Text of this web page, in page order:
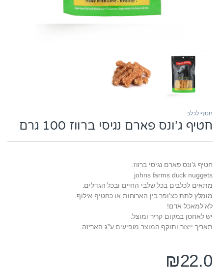
חטיף לכלב
חטיף ג’ונס פארם נגיסי ברווז 100 גרם
חטיף ג’ונס פארם נגיסי ברווז.
johns farms duck nuggets
מתאים לכלבים בכל שלבי החיים ובכל הגדלים.
מומלץ לתת כצ’ופר בין הארוחות או כחטיף אילוף.
לא למאכל אדם!
יש לאחסן במקום קריר ומוצל.
תאריך ייצור ותוקף המוצר מופיעים ע”ג האריזה.
₪22.0